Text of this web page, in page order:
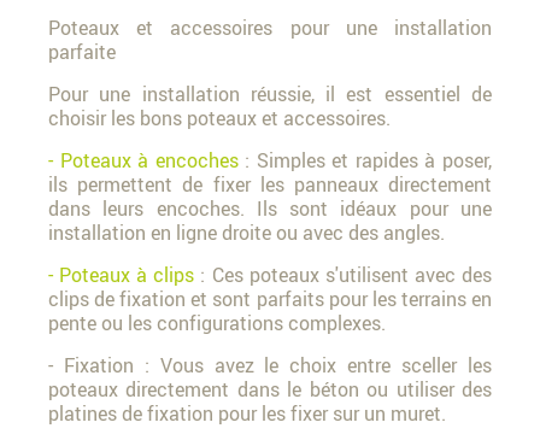
Poteaux et accessoires pour une installation
parfaite
Pour une installation réussie, il est essentiel de
choisir les bons poteaux et accessoires.
- Poteaux à encoches: Simples et rapides à poser,
ils permettent de fixer les panneaux directement
dans leurs encoches. Ils sont idéaux pour une
installation en ligne droite ou avec des angles.
- Poteaux à clips : Ces poteaux s'utilisent avec des
clips de fixation et sont parfaits pour les terrains en
pente ou les configurations complexes.
- Fixation : Vous avez le choix entre sceller les
poteaux directement dans le béton ou utiliser des
platines de fixation pour les fixer sur un muret.